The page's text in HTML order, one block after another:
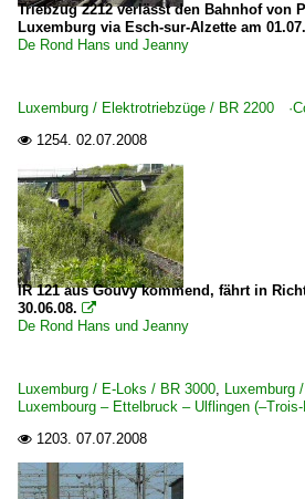
Triebzug 2212 verlässt den Bahnhof von
Luxemburg via Esch-sur-Alzette am
De Rond Hans und Jeanny
Luxemburg / Elektrotriebzüge / BR 2200
 1254. 02.07.2008
IR 121 aus Gouvy kommend, fährt in
30.06.08. 
De Rond Hans und Jeanny
Luxemburg / E-Loks / BR 3000, Luxemburg
Luxembourg – Ettelbruck – Ulflingen
 1203. 07.07.2008